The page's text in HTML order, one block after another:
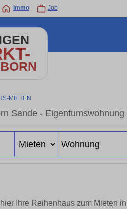
Immo Job
MIETEN
Sande -
Ihre Reihenhaus zum Mieten